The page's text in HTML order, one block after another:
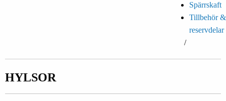
Spärrskaft
Tillbehör &
reservdelar
HYLSOR